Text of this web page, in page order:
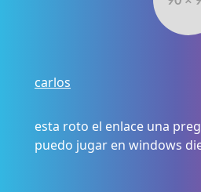
carlos
esta roto el enlace una
puedo jugar en windows